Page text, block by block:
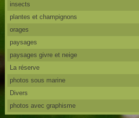
insects
plantes et champignons
orages
paysages
paysages givre et neige
La réserve
photos sous marine
Divers
photos avec graphisme